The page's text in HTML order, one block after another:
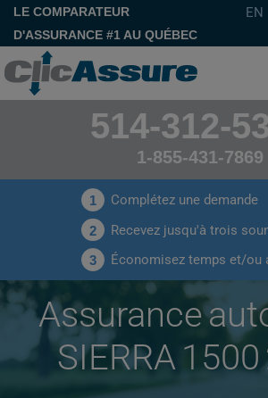
LE COMPARATEUR
D'ASSURANCE #1 AU QUÉBEC
EN
514-312-
1-855-431-7869
1 Complétez une demande
2 Recevez jusqu'à trois
3 Économisez temps et/ou
Assurance
SIERRA